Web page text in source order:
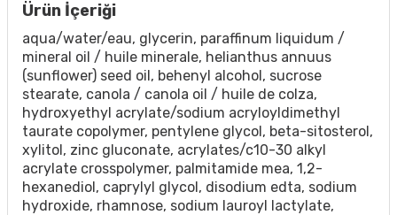
Ürün İçeriği
aqua/water/eau, glycerin, paraffinum liquidum /
mineral oil / huile minerale, helianthus annuus
(sunflower) seed oil, behenyl alcohol, sucrose
stearate, canola / canola oil / huile de colza,
hydroxyethyl acrylate/sodium acryloyldimethyl
taurate copolymer, pentylene glycol, beta-sitosterol,
xylitol, zinc gluconate, acrylates/c10-30 alkyl
acrylate crosspolymer, palmitamide mea, 1,2-
hexanediol, caprylyl glycol, disodium edta, sodium
hydroxide, rhamnose, sodium lauroyl lactylate,